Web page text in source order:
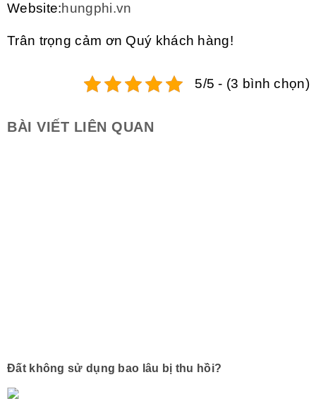
Website:hungphi.vn
Trân trọng cảm ơn Quý khách hàng!
5/5 - (3 bình chọn)
BÀI VIẾT LIÊN QUAN
Đất không sử dụng bao lâu bị thu hồi?